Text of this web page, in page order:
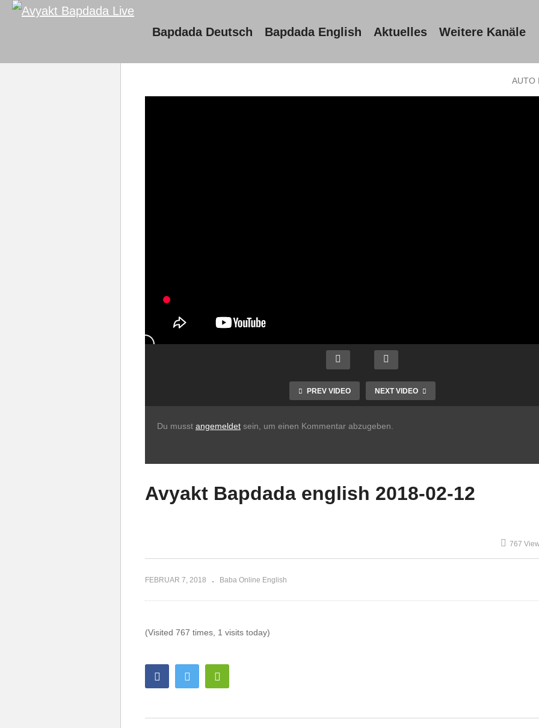
Bapdada Deutsch Bapdada English Aktuelles Weitere Kanäle
AUTO
PREV VIDEO NEXT VIDEO
Du musst angemeldet sein, um einen Kommentar abzugeben.
Avyakt Bapdada english 2018-02-12
767
FEBRUAR 7, 2018 Baba Online English
(Visited 767 times, 1 visits today)